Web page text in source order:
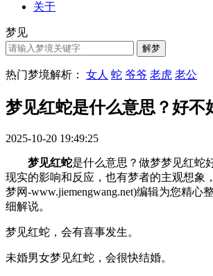
关于
梦见
热门梦境解析： 女人 蛇 爷爷 老虎 老公
梦见红蛇是什么意思？好不
2025-10-20 19:49:25
梦见红蛇是什么意思？做梦梦见红蛇
现实的影响和反应，也有梦者的主观想象
梦网-www.jiemengwang.net)编辑为您精心
细解说。
梦见红蛇，会有喜事发生。
未婚男女梦见红蛇，会很快结婚。